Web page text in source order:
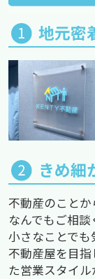
地元密
きめ細
不動産のことか
なんでもご相談
小さなことで
不動産屋を目
た営業スタイル